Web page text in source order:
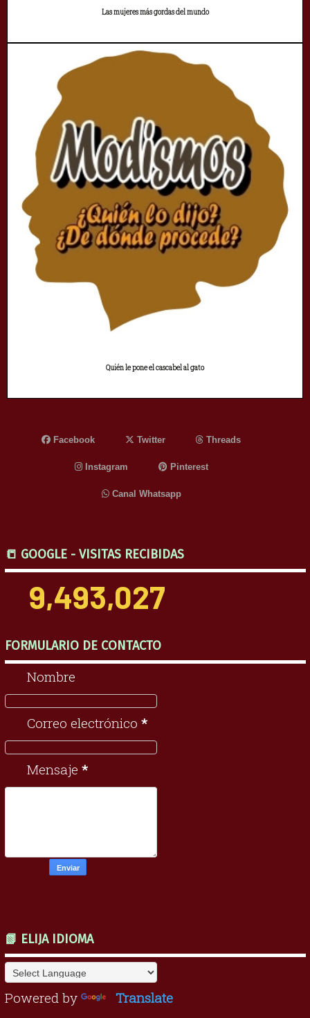
Las mujeres más gordas del mundo
Quién le pone el cascabel al gato
Facebook Twitter Threads
Instagram Pinterest
Canal Whatsapp
📒 GOOGLE - VISITAS RECIBIDAS
9,493,027
FORMULARIO DE CONTACTO
Nombre
Correo electrónico *
Mensaje *
📗 ELIJA IDIOMA
Powered by Translate